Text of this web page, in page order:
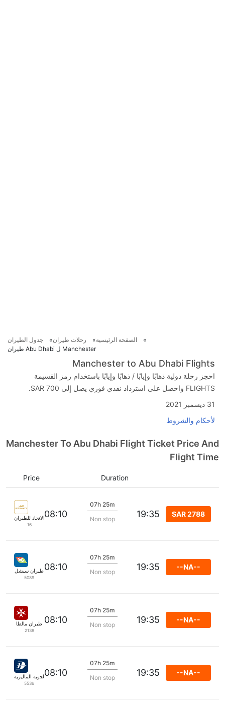
الصفحة الرئيسية رحلات طيران
جدول الطيران
Manchester ل Abu Dhabi طيران
Manchester to Abu Dhabi Flights
احجز رحلة دولية ذهابًا وإيابًا / ذهابًا وإيابًا باستخدام رمز القسيمة
FLIGHTS واحصل على استرداد نقدي فوري يصل إلى SAR 700.
31 ديسمبر 2021
لأحكام والشروط
Manchester To Abu Dhabi Flight Ticket Price And
Flight Time
Duration
Price
الاتحاد للطيران
16
08:10
07h 25m
Non stop
19:35 SAR 2788
طيران سيشل
5089
08:10
07h 25m
Non stop
19:35 --NA--
طيران مالطا
2138
08:10
07h 25m
Non stop
19:35 --NA--
الخطوط الجوية الماليزية
5536
08:10
07h 25m
Non stop
19:35 --NA--